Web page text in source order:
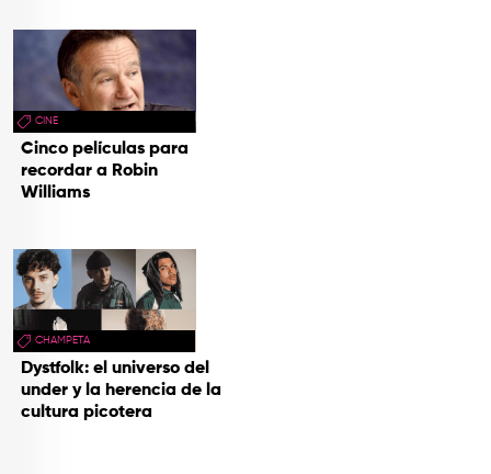
CINE
Cinco películas para
recordar a Robin
Williams
CHAMPETA
Dystfolk: el universo del
under y la herencia de la
cultura picotera